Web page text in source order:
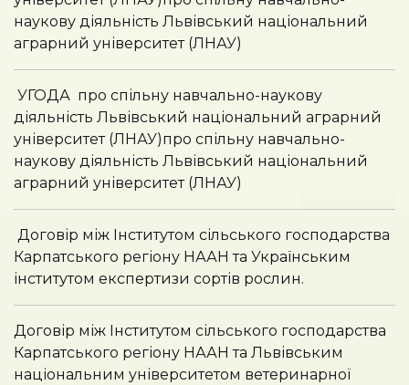
наукову діяльність Львівський національний
аграрний університет (ЛНАУ)
УГОДА про спільну навчально-наукову
діяльність Львівський національний аграрний
університет (ЛНАУ)про спільну навчально-
наукову діяльність Львівський національний
аграрний університет (ЛНАУ)
Договір між Інститутом сільського господарства
Карпатського регіону НААН та Українським
інститутом експертизи сортів рослин.
Договір між Інститутом сільського господарства
Карпатського регіону НААН та Львівським
національним університетом ветеринарної